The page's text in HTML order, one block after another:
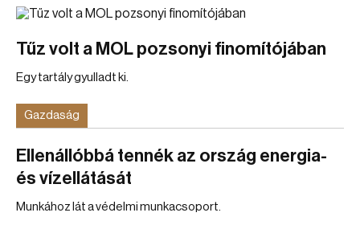
Tűz volt a MOL pozsonyi finomítójában
Egy tartály gyulladt ki.
Gazdaság
Ellenállóbbá tennék az ország energia-
és vízellátását
Munkához lát a védelmi munkacsoport.